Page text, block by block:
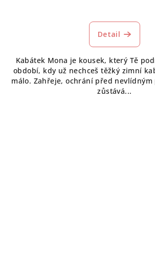
Detail
Kabátek Mona je kousek, který Tě
období, kdy už nechceš těžký zimní
málo. Zahřeje, ochrání před nevlídným
zůstává...